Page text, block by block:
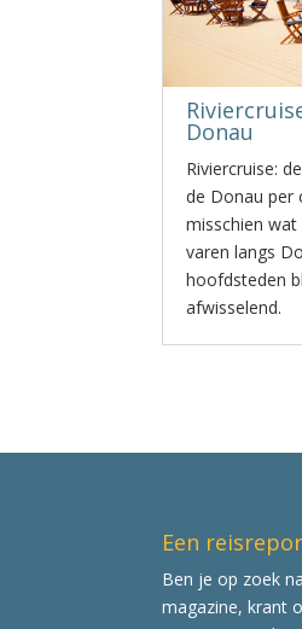
Donau
Riviercruise:
de Donau per
misschien
varen langs
hoofdsteden
afwisselend.
Een
Ben je op zoek
magazine, krant